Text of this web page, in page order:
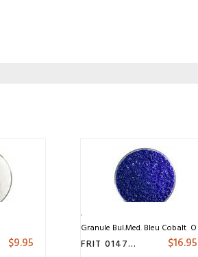
$9.95
Granule Bul.Med. Bleu Cobalt
FRIT 014790.5 $16.95